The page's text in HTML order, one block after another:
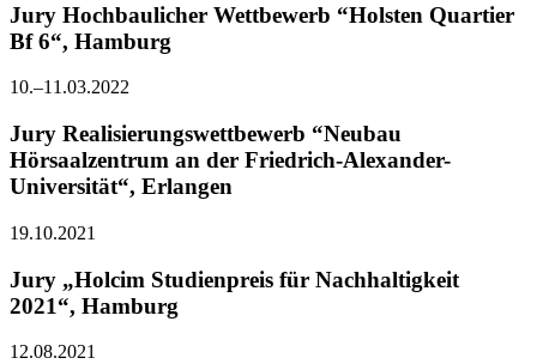
Jury Hochbaulicher Wettbewerb “Holsten Quartier
Bf 6“, Hamburg
10.–11.03.2022
Jury Realisierungswettbewerb “Neubau
Hörsaalzentrum an der Friedrich-Alexander-
Universität“, Erlangen
19.10.2021
Jury „Holcim Studienpreis für Nachhaltigkeit
2021“, Hamburg
12.08.2021